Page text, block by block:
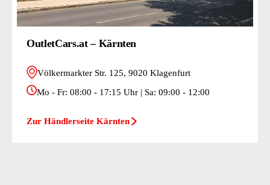
OutletCars.at – Kärnten
Völkermarkter Str. 125, 9020 Klagenfurt
Mo - Fr: 08:00 - 17:15 Uhr | Sa: 09:00 - 12:00
Zur Händlerseite Kärnten